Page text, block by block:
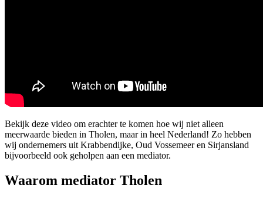
Bekijk deze video om erachter te komen hoe wij niet alleen
meerwaarde bieden in Tholen, maar in heel Nederland! Zo hebben
wij ondernemers uit Krabbendijke, Oud Vossemeer en Sirjansland
bijvoorbeeld ook geholpen aan een mediator.
Waarom mediator Tholen